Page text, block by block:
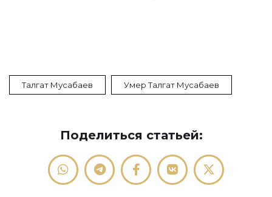
Талгат Мусабаев Умер Талгат Мусабаев
Поделиться статьей: